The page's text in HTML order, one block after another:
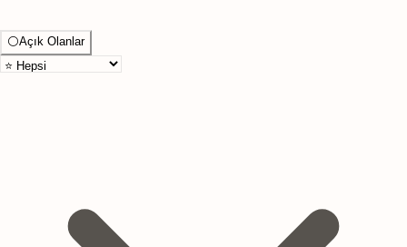
⚪Açık Olanlar